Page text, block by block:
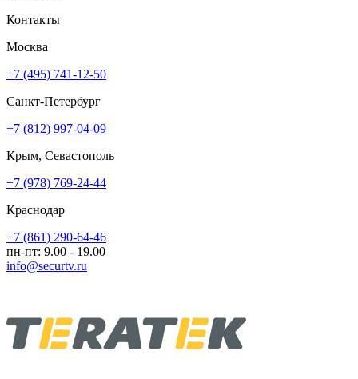
Контакты
Москва
+7 (495) 741-12-50
Санкт-Петербург
+7 (812) 997-04-09
Крым, Севастополь
+7 (978) 769-24-44
Краснодар
+7 (861) 290-64-46
пн-пт: 9.00 - 19.00
info@securtv.ru